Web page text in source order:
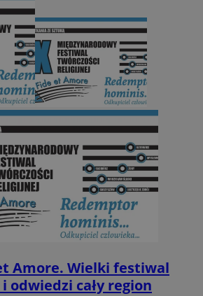
Amore. Wielki festiwal
odwiedzi cały region